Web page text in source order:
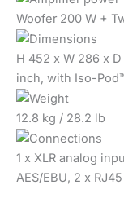
Woofer 200 W +
H 452 x W 286 x D
inch, with Iso-
12.8 kg / 28.2 lb
1 x XLR analog
AES/EBU, 2 x